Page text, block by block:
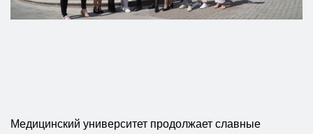
Медицинский университет продолжает славные